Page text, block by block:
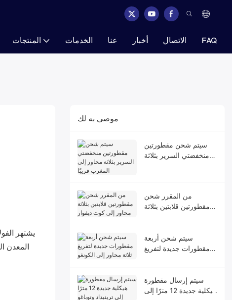
المنتجات الخدمات عنا أخبار الاتصال FAQ
يشتهر
المعدن
موصى به لك
سيتم شحن مقطورتين
منخفضتي السرير بثلاثة
من المقرر شحن
مقطورتين قلابتين بثلاثة
سيتم شحن أربعة
مقطورات جديدة لتفريغ
سيتم إرسال مقطورة
هيكلية جديدة 12 مترًا إلى